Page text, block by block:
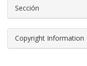
Sección
Copyright Information